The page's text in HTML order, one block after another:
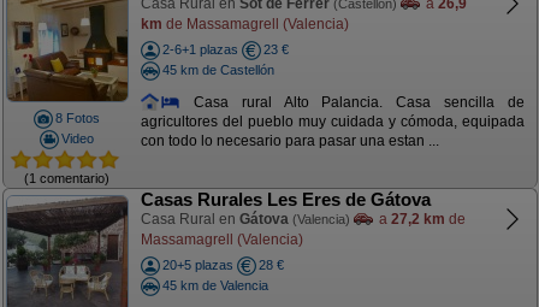
8 Fotos
Video
(1 comentario)
Casa Rural en Sot de Ferrer (Castellón) a 26,9
km de Massamagrell (Valencia)
2-6+1 plazas
23 €
45 km de Castellón
Casa rural Alto Palancia. Casa sencilla de
agricultores del pueblo muy cuidada y cómoda, equipada
con todo lo necesario para pasar una estan ...
Casas Rurales Les Eres de Gátova
Casa Rural en Gátova (Valencia) a 27,2 km de
Massamagrell (Valencia)
20+5 plazas
28 €
45 km de Valencia